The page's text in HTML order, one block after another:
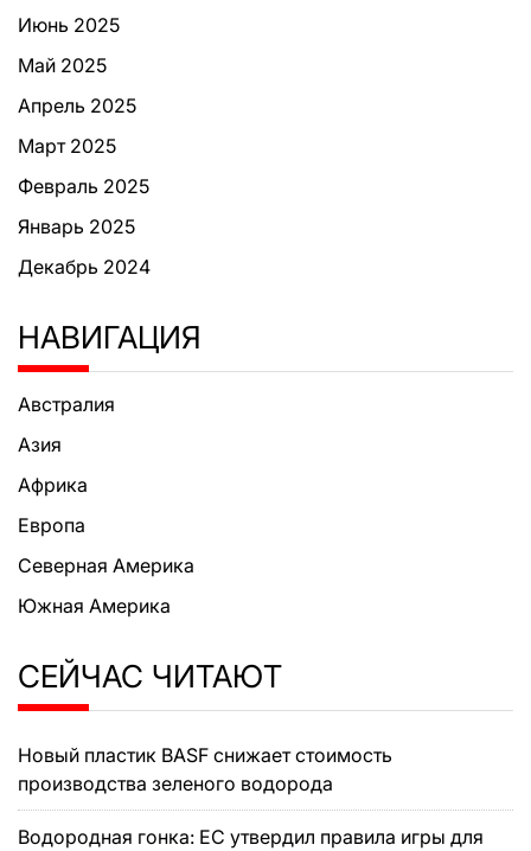
Июнь 2025
Май 2025
Апрель 2025
Март 2025
Февраль 2025
Январь 2025
Декабрь 2024
НАВИГАЦИЯ
Австралия
Азия
Африка
Европа
Северная Америка
Южная Америка
СЕЙЧАС ЧИТАЮТ
Новый пластик BASF снижает стоимость
производства зеленого водорода
Водородная гонка: ЕС утвердил правила игры для